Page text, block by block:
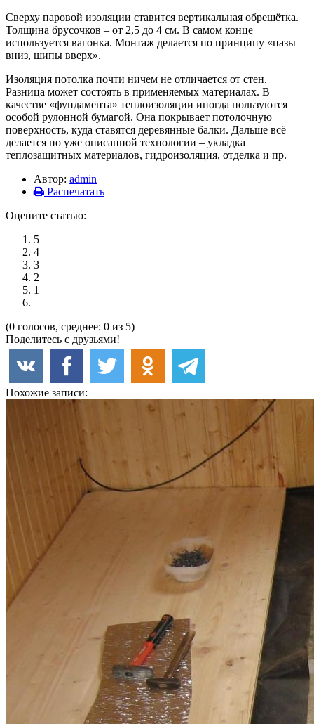
Сверху паровой изоляции ставится вертикальная обрешётка.
Толщина брусочков – от 2,5 до 4 см. В самом конце
используется вагонка. Монтаж делается по принципу «пазы
вниз, шипы вверх».
Изоляция потолка почти ничем не отличается от стен.
Разница может состоять в применяемых материалах. В
качестве «фундамента» теплоизоляции иногда пользуются
особой рулонной бумагой. Она покрывает потолочную
поверхность, куда ставятся деревянные балки. Дальше всё
делается по уже описанной технологии – укладка
теплозащитных материалов, гидроизоляция, отделка и пр.
Автор: admin
Распечатать
Оцените статью:
5
4
3
2
1
(0 голосов, среднее: 0 из 5)
Поделитесь с друзьями!
Похожие записи: